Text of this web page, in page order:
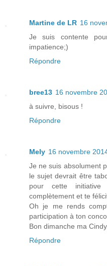
Martine de LR 16
Je suis contente
impatience;)
Répondre
bree13 16 novembre
à suivre, bisous !
Répondre
Mely 16 novembre
Je ne suis absolument
le sujet devrait être
pour cette
complètement et te
Oh je me rends
participation à ton
Bon dimanche ma
Répondre